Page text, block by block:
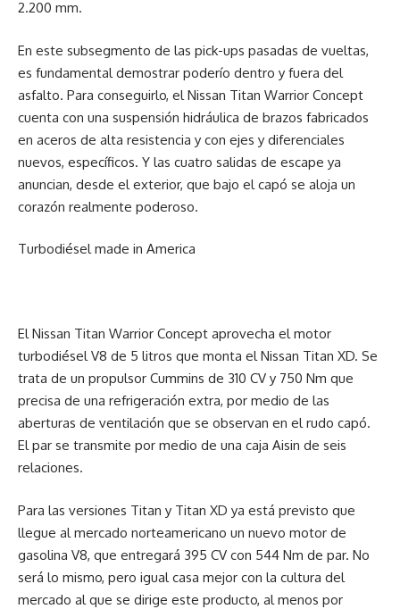
2.200 mm.
En este subsegmento de las pick-ups pasadas de vueltas,
es fundamental demostrar poderío dentro y fuera del
asfalto. Para conseguirlo, el Nissan Titan Warrior Concept
cuenta con una suspensión hidráulica de brazos fabricados
en aceros de alta resistencia y con ejes y diferenciales
nuevos, específicos. Y las cuatro salidas de escape ya
anuncian, desde el exterior, que bajo el capó se aloja un
corazón realmente poderoso.
Turbodiésel made in America
El Nissan Titan Warrior Concept aprovecha el motor
turbodiésel V8 de 5 litros que monta el Nissan Titan XD. Se
trata de un propulsor Cummins de 310 CV y 750 Nm que
precisa de una refrigeración extra, por medio de las
aberturas de ventilación que se observan en el rudo capó.
El par se transmite por medio de una caja Aisin de seis
relaciones.
Para las versiones Titan y Titan XD ya está previsto que
llegue al mercado norteamericano un nuevo motor de
gasolina V8, que entregará 395 CV con 544 Nm de par. No
será lo mismo, pero igual casa mejor con la cultura del
mercado al que se dirige este producto, al menos por